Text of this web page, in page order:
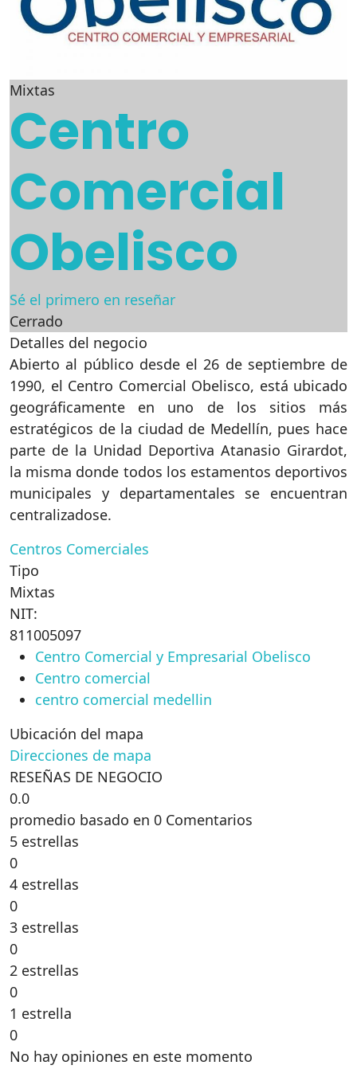
Mixtas
Centro
Comercial
Obelisco
Sé el primero en reseñar
Cerrado
Detalles del negocio
Abierto al público desde el 26 de septiembre de
1990, el Centro Comercial Obelisco, está ubicado
geográficamente en uno de los sitios más
estratégicos de la ciudad de Medellín, pues hace
parte de la Unidad Deportiva Atanasio Girardot,
la misma donde todos los estamentos deportivos
municipales y departamentales se encuentran
centralizadose.
Centros Comerciales
Tipo
Mixtas
NIT:
811005097
Centro Comercial y Empresarial Obelisco
Centro comercial
centro comercial medellin
Ubicación del mapa
Direcciones de mapa
RESEÑAS DE NEGOCIO
0.0
promedio basado en 0 Comentarios
5 estrellas
0
4 estrellas
0
3 estrellas
0
2 estrellas
0
1 estrella
0
No hay opiniones en este momento